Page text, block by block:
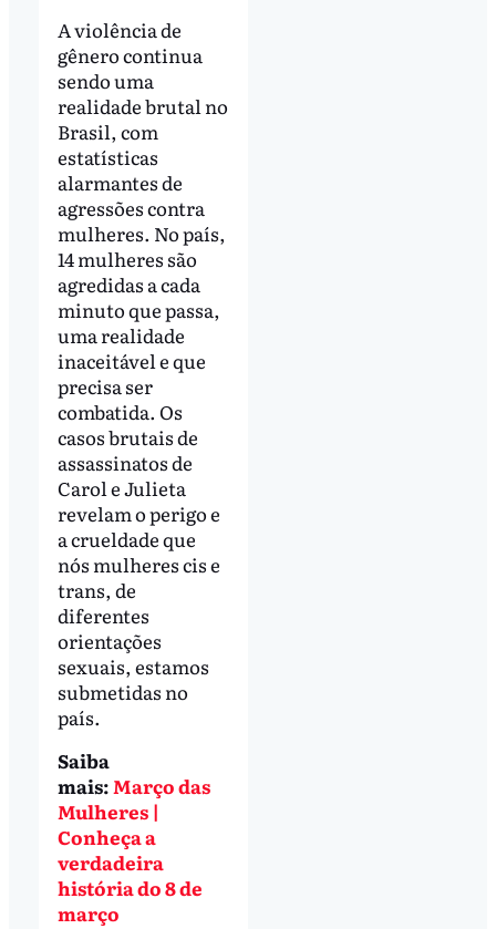
A violência de
gênero continua
sendo uma
realidade brutal no
Brasil, com
estatísticas
alarmantes de
agressões contra
mulheres. No país,
14 mulheres são
agredidas a cada
minuto que passa,
uma realidade
inaceitável e que
precisa ser
combatida. Os
casos brutais de
assassinatos de
Carol e Julieta
revelam o perigo e
a crueldade que
nós mulheres cis e
trans, de
diferentes
orientações
sexuais, estamos
submetidas no
país.
Saiba
mais:Março das
Mulheres |
Conheça a
verdadeira
história do 8 de
março